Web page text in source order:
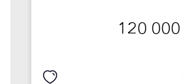
120 000